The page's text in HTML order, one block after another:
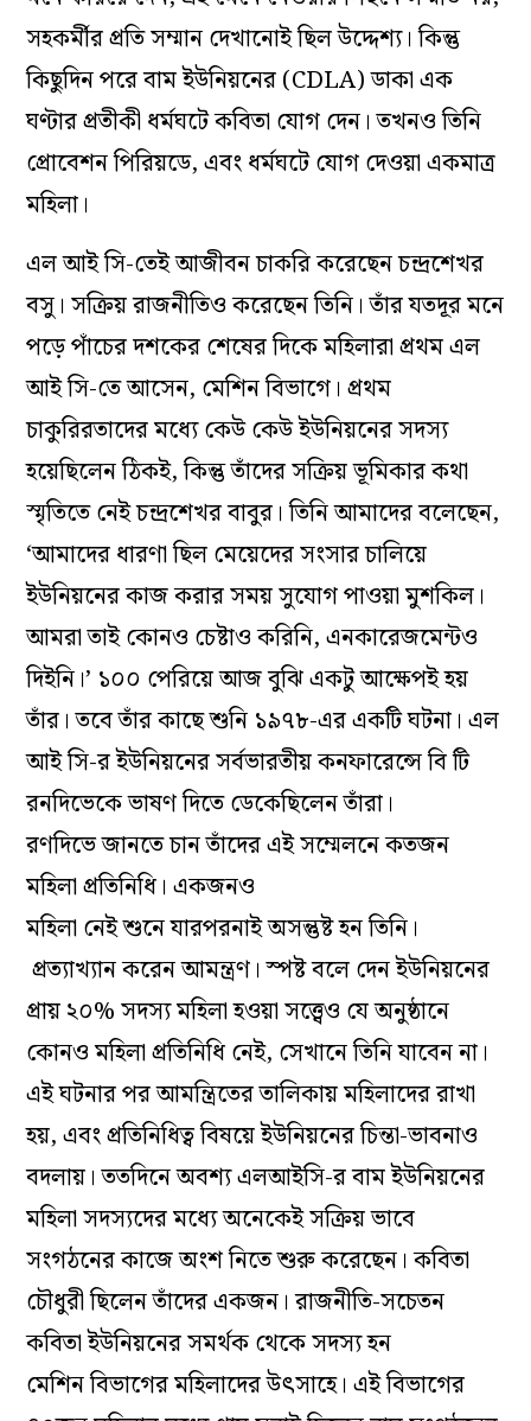
সহকর্মীর প্রতিসম্মানদেখানোই ছিল উদ্দেশ্য। কিন্তু
কিছুদিন পরে বাম ইউনিয়নের(CDLA) ডাকা এক
ঘণ্টার প্রতীকীধর্মঘটে কবিতাযোগদেন। তখনও তিনি
প্রোবেশন পিরিয়ডে, এবং ধর্মঘটেযোগদেওয়াএকমাত্র
মহিলা।
এল আই সি-তেই আজীবন চাকরি করেছেন চন্দ্রশেখর
বসু। সক্রিয় রাজনীতিও করেছেন তিনি। তাঁর যতদূর মনে
পড়ে পাঁচেরদশকেরশেষের দিকে মহিলারাপ্রথমএল
আই সি-তে আসেন, মেশিন বিভাগে। প্রথম
চাকুরিরতাদেরমধ্যে কেউ কেউ ইউনিয়নের সদস্য
হয়েছিলেন ঠিকই, কিন্তুতাঁদের সক্রিয় ভূমিকার কথা
স্মৃতিতে নেই চন্দ্রশেখর বাবুর। তিনি আমাদেরবলেছেন,
‘আমাদের ধারণাছিল মেয়েদের সংসার চালিয়ে
ইউনিয়নের কাজ করার সময় সুযোগ পাওয়া মুশকিল।
আমরা তাই কোনও চেষ্টাও করিনি, এনকারেজমেন্টও
দিইনি।’ ১০০ পেরিয়ে আজ বুঝি একটু আক্ষেপই হয়
তাঁর। তবে তাঁর কাছে শুনি ১৯৭৮-এর একটি ঘটনা। এল
আই সি-রইউনিয়নের সর্বভারতীয় কনফারেন্সেবি টি
রনদিভেকেভাষণদিতে ডেকেছিলেন তাঁরা।
রণদিভেজানতে চান তাঁদেরএই সম্মেলনে কতজন
মহিলা প্রতিনিধি। একজনও
মহিলানেইশুনেযারপরনাইঅসন্তুষ্ট হনতিনি।
প্রত্যাখ্যান করেন আমন্ত্রণ। স্পষ্ট বলে দেনইউনিয়নের
প্রায় ২০% সদস্যমহিলা হওয়া সত্ত্বেও যে অনুষ্ঠানে
কোনও মহিলা প্রতিনিধি নেই, সেখানে তিনি যাবেন না।
এই ঘটনার পর আমন্ত্রিতের তালিকায় মহিলাদের রাখা
হয়, এবং প্রতিনিধিত্ব বিষয়ে ইউনিয়নের চিন্তা-ভাবনাও
বদলায়। ততদিনে অবশ্য এলআইসি-র বাম ইউনিয়নের
মহিলা সদস্যদের মধ্যে অনেকেই সক্রিয় ভাবে
সংগঠনের কাজে অংশ নিতে শুরু করেছেন। কবিতা
চৌধুরী ছিলেন তাঁদের একজন। রাজনীতি-সচেতন
কবিতাইউনিয়নের সমর্থক থেকে সদস্য হন
মেশিনবিভাগের মহিলাদের উৎসাহে। এইবিভাগের